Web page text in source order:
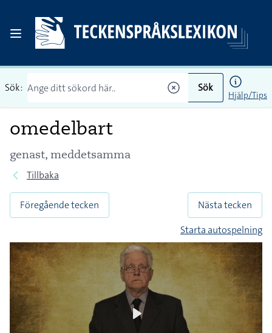
Sök: Sök
Hjälp/Tips
omedelbart
genast, meddetsamma
Tillbaka
Föregående tecken
Nästa tecken
Starta autospelning